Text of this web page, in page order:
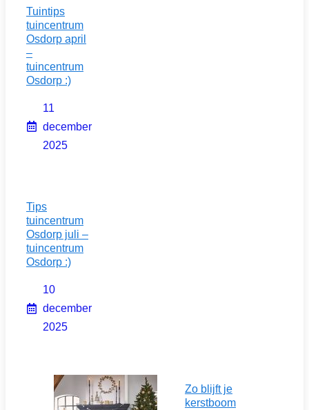
Tuintips
tuincentrum
Osdorp april
–
tuincentrum
Osdorp :)
11
december
2025
Tips
tuincentrum
Osdorp juli –
tuincentrum
Osdorp :)
10
december
2025
Zo blijft je
kerstboom